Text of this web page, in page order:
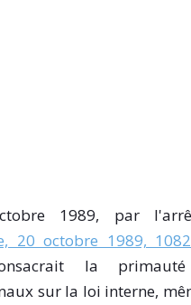
1989, par
20 octobre 1989,
la
sur la loi interne,